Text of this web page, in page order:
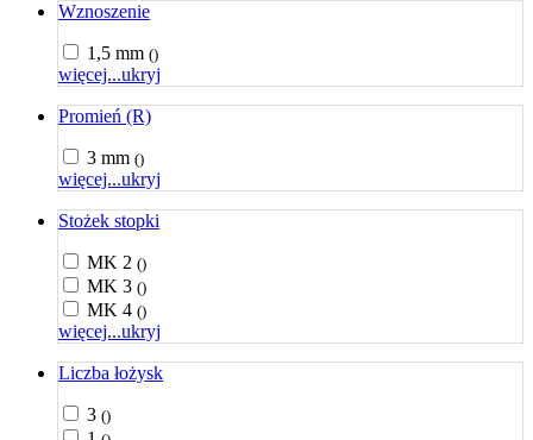
Wznoszenie
1,5 mm ()
więcej...ukryj
Promień (R)
3 mm ()
więcej...ukryj
Stożek stopki
MK 2 ()
MK 3 ()
MK 4 ()
więcej...ukryj
Liczba łożysk
3 ()